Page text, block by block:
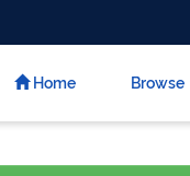
Home Browse